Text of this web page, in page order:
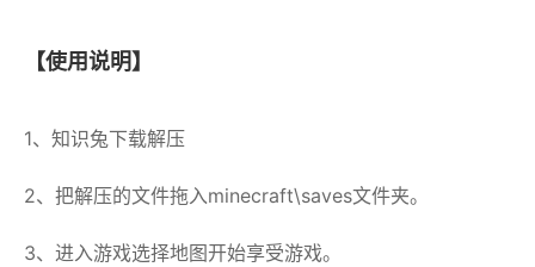
【使用说明】
1、知识兔下载解压
2、把解压的文件拖入minecraft\saves文件夹。
3、进入游戏选择地图开始享受游戏。